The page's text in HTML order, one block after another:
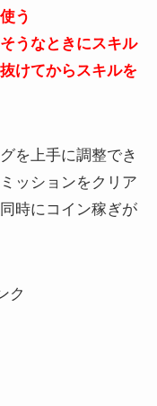
う
うなときにスキル
けてからスキルを
を上手に調整でき
ッションをクリア
時にコイン稼ぎが
ク